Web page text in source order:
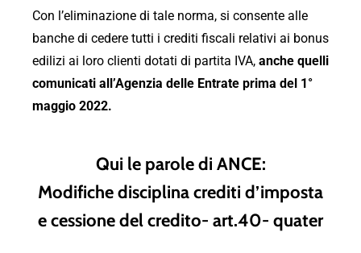
Con l’eliminazione di tale norma, si consente alle
banche di cedere tutti i crediti fiscali relativi ai bonus
edilizi ai loro clienti dotati di partita IVA, anche quelli
comunicati all’Agenzia delle Entrate prima del 1°
maggio 2022.
Qui le parole di ANCE:
Modifiche disciplina crediti d’imposta
e cessione del credito- art.40- quater